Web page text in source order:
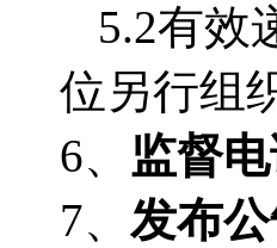
5.2有效
位另行组
6、 监督电
7、 发布